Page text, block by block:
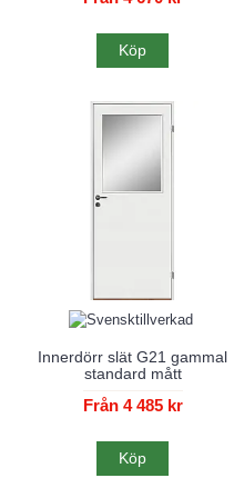
Köp
Innerdörr slät G21 gammal
standard mått
Från 4 485 kr
Köp